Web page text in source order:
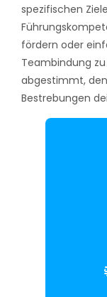
spezifischen
fördern oder
Teambindung
abgestimmt,
Bestrebungen